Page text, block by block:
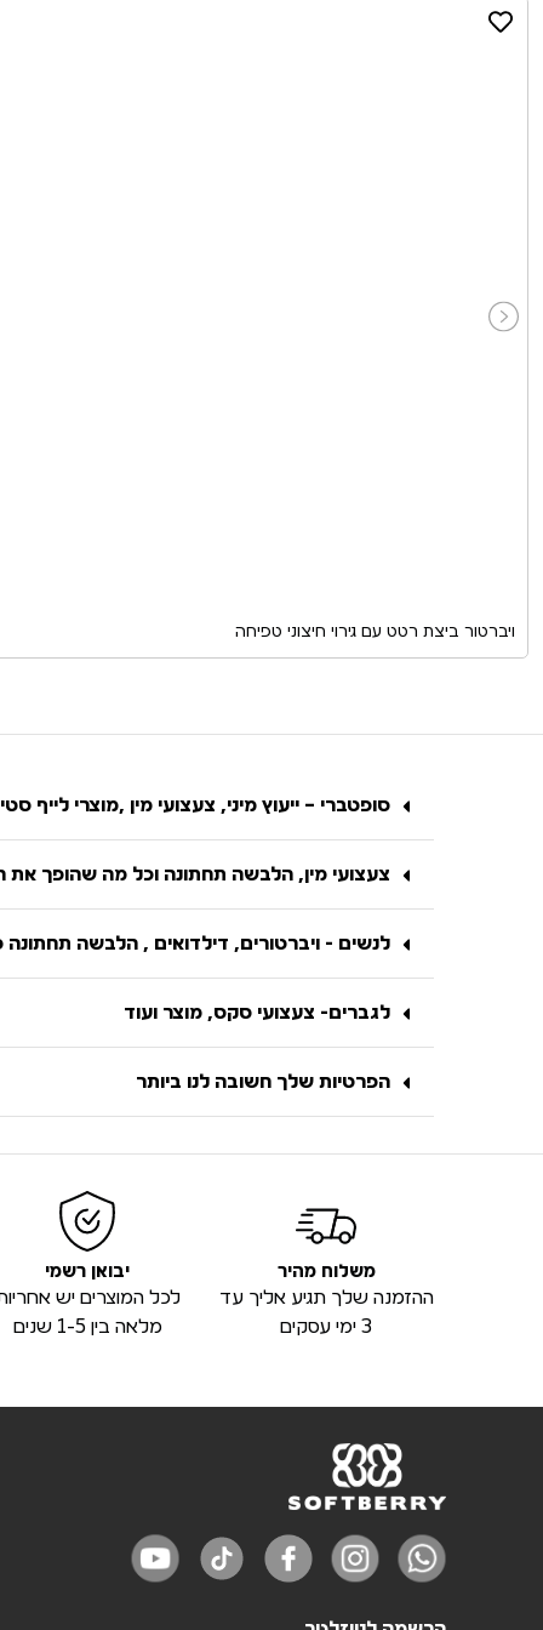
ויברטור ביצת רטט עם גירוי חיצוני טפיחה
סופטברי – ייעוץ מיני, צעצועי מין ,מוצרי לייף
צעצועי מין, הלבשה תחתונה וכל מה שהופך את
לנשים - ויברטורים, דילדואים , הלבשה תחתונה
לגברים- צעצועי סקס, מוצר ועוד
הפרטיות שלך חשובה לנו ביותר
משלוח מהיר
ההזמנה שלך תגיע אליך עד
3 ימי עסקים
יבואן רשמי
לכל המוצרים יש
מלאה בין 1-5 שנים